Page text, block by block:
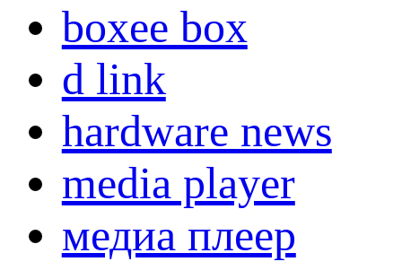
boxee box
d link
hardware news
media player
медиа плеер